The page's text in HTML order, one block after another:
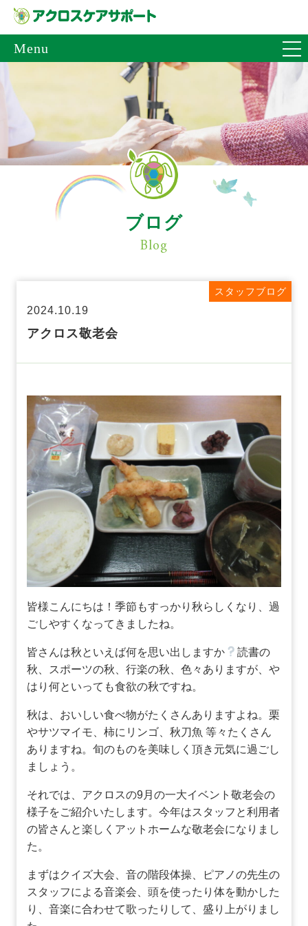
Menu
ブログ
Blog
スタッフブログ
2024.10.19
アクロス敬老会
皆様こんにちは！季節もすっかり秋らしくなり、過
ごしやすくなってきましたね。
皆さんは秋といえば何を思い出しますか
読書の
秋、スポーツの秋、行楽の秋、色々ありますが、や
はり何といっても食欲の秋ですね。
秋は、おいしい食べ物がたくさんありますよね。栗
やサツマイモ、柿にリンゴ、秋刀魚 等々たくさん
ありますね。旬のものを美味しく頂き元気に過ごし
ましょう。
それでは、アクロスの9月の一大イベント敬老会の
様子をご紹介いたします。今年はスタッフと利用者
の皆さんと楽しくアットホームな敬老会になりまし
た。
まずはクイズ大会、音の階段体操、ピアノの先生の
スタッフによる音楽会、頭を使ったり体を動かした
り、音楽に合わせて歌ったりして、盛り上がりまし